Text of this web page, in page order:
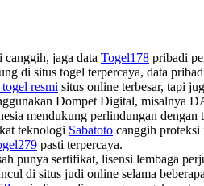
jaga data Togel178 pribadi
di situs togel terpercaya, data
resmi situs online terbesar, tapi
Dompet Digital, misalnya
mendukung perlindungan dengan
teknologi Sabatoto canggih proteksi
pasti terpercaya.
punya sertifikat, lisensi lembaga
di situs judi online selama